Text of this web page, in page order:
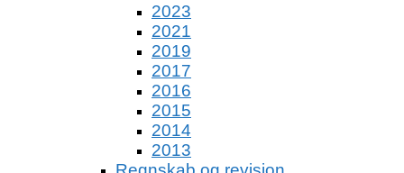
2023
2021
2019
2017
2016
2015
2014
2013